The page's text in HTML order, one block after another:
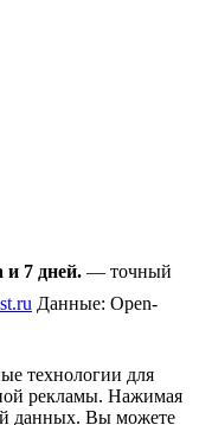
и 7 дней. — точный
Данные: Open-
технологии для
рекламы. Нажимая
данных. Вы можете